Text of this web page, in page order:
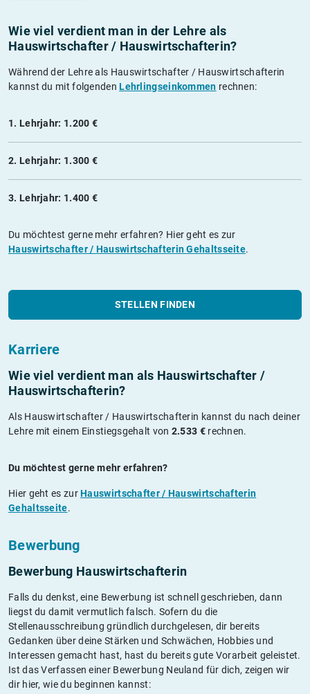
Wie viel verdient man in der Lehre als
Hauswirtschafter / Hauswirtschafterin?
Während der Lehre als Hauswirtschafter / Hauswirtschafterin
kannst du mit folgendenLehrlingseinkommen rechnen:
1. Lehrjahr: 1.200 €
2. Lehrjahr: 1.300 €
3. Lehrjahr: 1.400 €
Du möchtest gerne mehr erfahren? Hier geht es zur
Hauswirtschafter / Hauswirtschafterin Gehaltsseite.
STELLEN FINDEN
Karriere
Wie viel verdient man als Hauswirtschafter /
Hauswirtschafterin?
Als Hauswirtschafter / Hauswirtschafterin kannst du nach deiner
Lehre mit einem Einstiegsgehalt von 2.533 €rechnen.
Du möchtest gerne mehr erfahren?
Hier geht es zurHauswirtschafter / Hauswirtschafterin
Gehaltsseite.
Bewerbung
Bewerbung Hauswirtschafterin
Falls du denkst, eine Bewerbung ist schnell geschrieben, dann
liegst du damit vermutlich falsch. Sofern du die
Stellenausschreibung gründlich durchgelesen, dir bereits
Gedanken über deine Stärken und Schwächen, Hobbies und
Interessen gemacht hast, hast du bereits gute Vorarbeit geleistet.
Ist das Verfassen einer Bewerbung Neuland für dich, zeigen wir
dir hier, wie du beginnen kannst: